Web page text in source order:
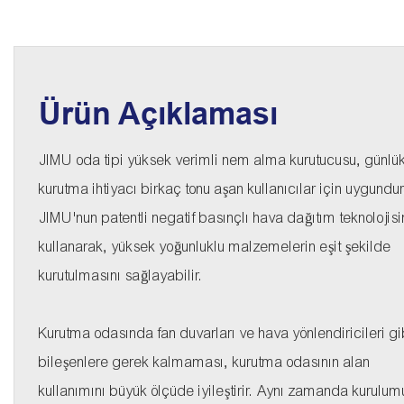
Ürün Açıklaması
JIMU oda tipi yüksek verimli nem alma kurutucusu,
kurutma ihtiyacı birkaç tonu aşan kullanıcılar için uygundur.
JIMU'nun patentli negatif basınçlı hava dağıtım
kullanarak, yüksek yoğunluklu malzemelerin eşit şekilde
kurutulmasını sağlayabilir.
Kurutma odasında fan duvarları ve hava yönlendiricileri
bileşenlere gerek kalmaması, kurutma odasının alan
kullanımını büyük ölçüde iyileştirir. Aynı zamanda